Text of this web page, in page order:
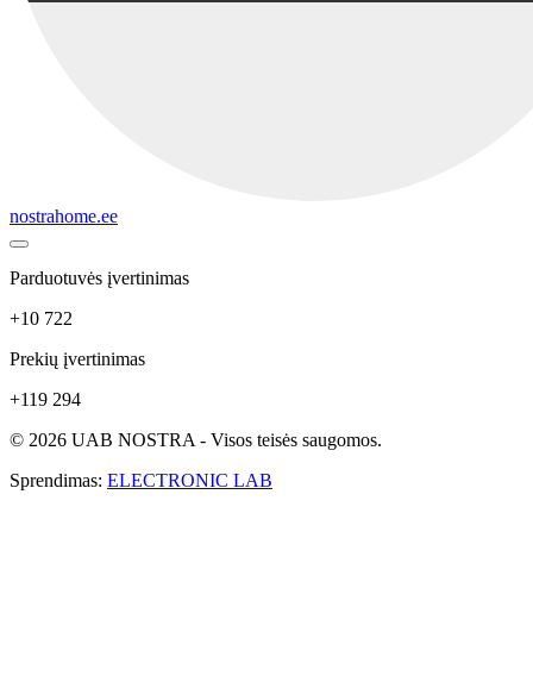
nostrahome.ee
Parduotuvės įvertinimas
+10 722
Prekių įvertinimas
+119 294
© 2026 UAB NOSTRA - Visos teisės saugomos.
Sprendimas: ELECTRONIC LAB